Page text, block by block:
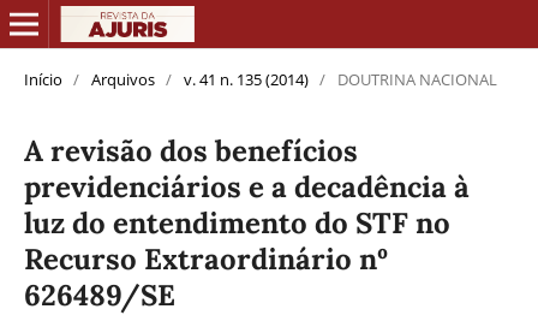
Início / Arquivos / v. 41 n. 135 (2014) / DOUTRINA NACIONAL
A revisão dos benefícios
previdenciários e a decadência à
luz do entendimento do STF no
Recurso Extraordinário nº
626489/SE